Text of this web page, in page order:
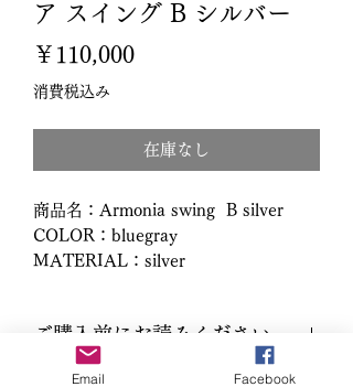
ア スイング B シルバー
￥110,000価
消費税込み
在庫なし
商品名：Armonia swing B silver
COLOR：bluegray
MATERIAL：silver
せん。ご了承ください。
お届け日：ご注文より約2週間かかり
ご購入前にお読みください。
■お取扱い方法
Email Facebook